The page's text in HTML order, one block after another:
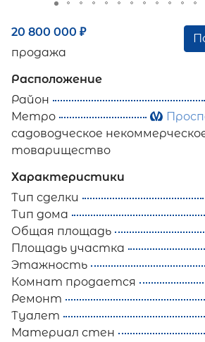
20 800 000 ₽
продажа
Расположение
Район
Метро
садоводческое
товарищество
Характеристики
Тип сделки
Тип дома
Общая площадь
Площадь участка
Этажность
Комнат продается
Ремонт
Туалет
Материал стен